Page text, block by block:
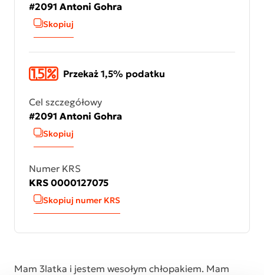
#2091 Antoni Gohra
Skopiuj
Przekaż 1,5% podatku
Cel szczegółowy
#2091 Antoni Gohra
Skopiuj
Numer KRS
KRS 0000127075
Skopiuj numer KRS
Mam 3latka i jestem wesołym chłopakiem. Mam